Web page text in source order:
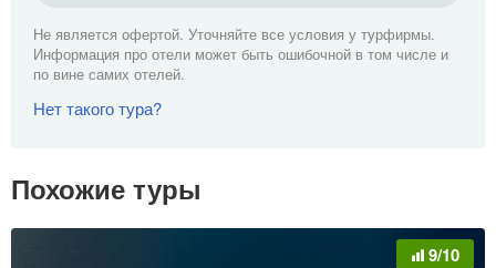
Не является офертой. Уточняйте все условия у турфирмы.
Информация про отели может быть ошибочной в том числе и
по вине самих отелей.
Нет такого тура?
Похожие туры
9/10